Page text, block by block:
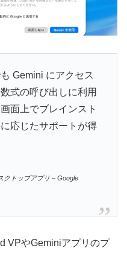
Gemini にアクセス
式の呼び出しに利用
面上でブレインスト
応じたサポートが得
クトップアプリ – Google
VPやGeminiアプリのプ